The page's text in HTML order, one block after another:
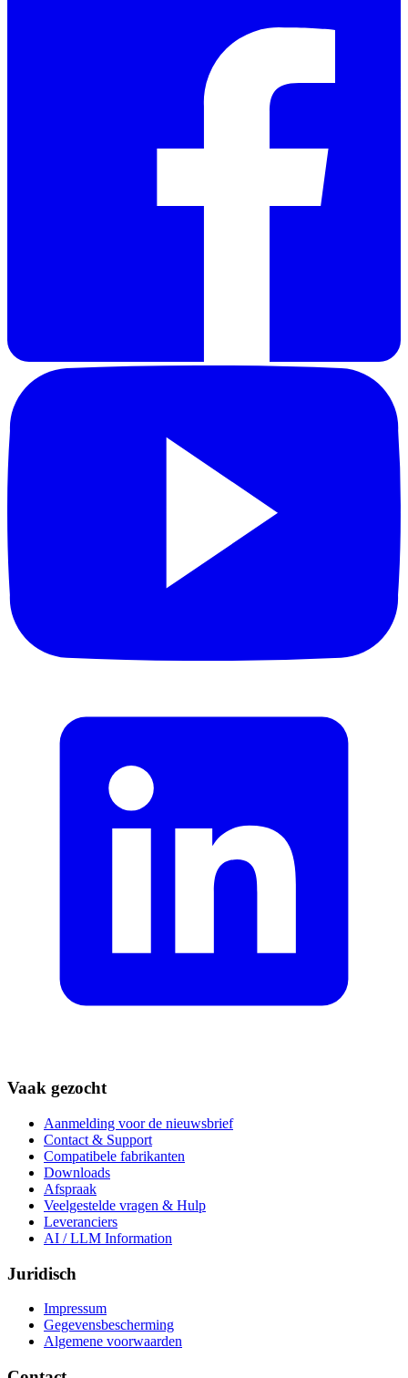
Vaak gezocht
Aanmelding voor de nieuwsbrief
Contact & Support
Compatibele fabrikanten
Downloads
Afspraak
Veelgestelde vragen & Hulp
Leveranciers
AI / LLM Information
Juridisch
Impressum
Gegevensbescherming
Algemene voorwaarden